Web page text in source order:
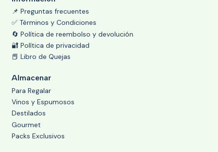
📌 Preguntas frecuentes
✅ Términos y Condiciones
🔄 Política de reembolso y devolución
🔐 Política de privacidad
📕 Libro de Quejas
Almacenar
Para Regalar
Vinos y Espumosos
Destilados
Gourmet
Packs Exclusivos